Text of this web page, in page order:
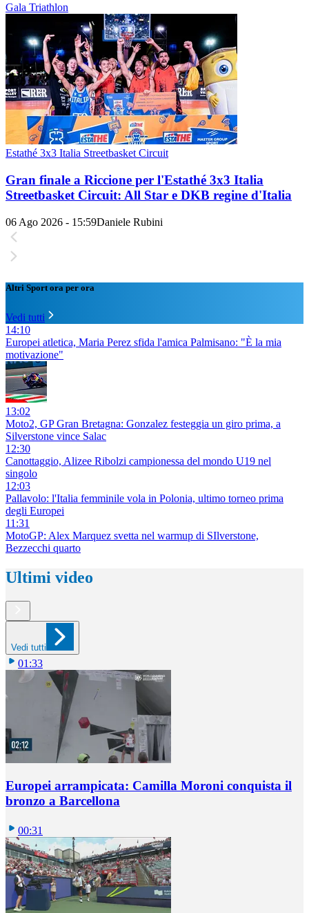
Gala Triathlon
Estathé 3x3 Italia Streetbasket Circuit
Gran finale a Riccione per l'Estathé 3x3 Italia
Streetbasket Circuit: All Star e DKB regine d'Italia
06 Ago 2026 - 15:59Daniele Rubini
Altri Sport ora per ora
Vedi tutti
14:10
Europei atletica, Maria Perez sfida l'amica Palmisano: "È la mia
motivazione"
13:02
Moto2, GP Gran Bretagna: Gonzalez festeggia un giro prima, a
Silverstone vince Salac
12:30
Canottaggio, Alizee Ribolzi campionessa del mondo U19 nel
singolo
12:03
Pallavolo: l'Italia femminile vola in Polonia, ultimo torneo prima
degli Europei
11:31
MotoGP: Alex Marquez svetta nel warmup di SIlverstone,
Bezzecchi quarto
Ultimi video
Vedi tutti
01:33
Europei arrampicata: Camilla Moroni conquista il
bronzo a Barcellona
00:31